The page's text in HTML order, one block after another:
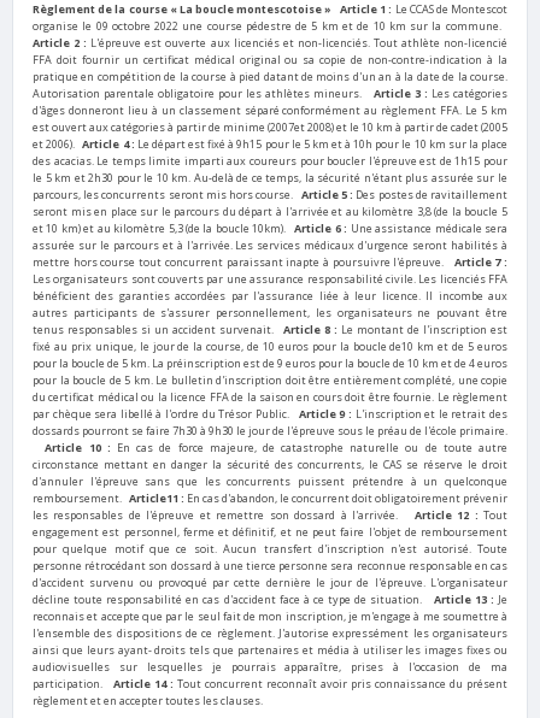
Règlement de la course « La boucle montescotoise » Article 1 : Le CCAS de Montescot
organise le 09 octobre 2022 une course pédestre de 5 km et de 10 km sur la commune.
Article 2 : L'épreuve est ouverte aux licenciés et non-licenciés. Tout athlète non-licencié
FFA doit fournir un certificat médical original ou sa copie de non-contre-indication à la
pratique en compétition de la course à pied datant de moins d'un an à la date de la course.
Autorisation parentale obligatoire pour les athlètes mineurs.
Article 3 : Les catégories
d'âges donneront lieu à un classement séparé conformément au règlement FFA. Le 5 km
est ouvert aux catégories à partir de minime (2007et 2008) et le 10 km à partir de cadet (2005
et 2006). Article 4 : Le départ est fixé à 9h15 pour le 5 km et à 10h pour le 10 km sur la place
des acacias. Le temps limite imparti aux coureurs pour boucler l'épreuve est de 1h15 pour
le 5 km et 2h30 pour le 10 km. Au-delà de ce temps, la sécurité n'étant plus assurée sur le
parcours, les concurrents seront mis hors course. Article 5 : Des postes de ravitaillement
seront mis en place sur le parcours du départ à l'arrivée et au kilomètre 3,8 (de la boucle 5
et 10 km) et au kilomètre 5,3 (de la boucle 10km). Article 6 : Une assistance médicale sera
assurée sur le parcours et à l'arrivée. Les services médicaux d'urgence seront habilités à
mettre hors course tout concurrent paraissant inapte à poursuivre l'épreuve.
Article 7 :
Les organisateurs sont couverts par une assurance responsabilité civile. Les licenciés FFA
bénéficient des garanties accordées par l'assurance liée à leur licence. Il incombe aux
autres participants de s'assurer personnellement, les organisateurs ne pouvant être
tenus responsables si un accident survenait.
Article 8 : Le montant de l'inscription est
fixé au prix unique, le jour de la course, de 10 euros pour la boucle de10 km et de 5 euros
pour la boucle de 5 km. La préinscription est de 9 euros pour la boucle de 10 km et de 4 euros
pour la boucle de 5 km. Le bulletin d'inscription doit être entièrement complété, une copie
du certificat médical ou la licence FFA de la saison en cours doit être fournie. Le règlement
par chèque sera libellé à l'ordre du Trésor Public.
Article 9 : L'inscription et le retrait des
dossards pourront se faire 7h30 à 9h30 le jour de l'épreuve sous le préau de l'école primaire.
Article 10 : En cas de force majeure, de catastrophe naturelle ou de toute autre
circonstance mettant en danger la sécurité des concurrents, le CAS se réserve le droit
d'annuler l'épreuve sans que les concurrents puissent prétendre à un quelconque
remboursement. Article11 : En cas d'abandon, le concurrent doit obligatoirement prévenir
les responsables de l'épreuve et remettre son dossard à l'arrivée.
Article 12 : Tout
engagement est personnel, ferme et définitif, et ne peut faire l'objet de remboursement
pour quelque motif que ce soit. Aucun transfert d'inscription n'est autorisé. Toute
personne rétrocédant son dossard à une tierce personne sera reconnue responsable en cas
d'accident survenu ou provoqué par cette dernière le jour de l'épreuve. L'organisateur
décline toute responsabilité en cas d'accident face à ce type de situation.
Article 13 : Je
reconnais et accepte que par le seul fait de mon inscription, je m'engage à me soumettre à
l'ensemble des dispositions de ce règlement. J'autorise expressément les organisateurs
ainsi que leurs ayant- droits tels que partenaires et média à utiliser les images fixes ou
audiovisuelles sur lesquelles je pourrais apparaître, prises à l'occasion de ma
participation.
Article 14 : Tout concurrent reconnaît avoir pris connaissance du présent
règlement et en accepter toutes les clauses.